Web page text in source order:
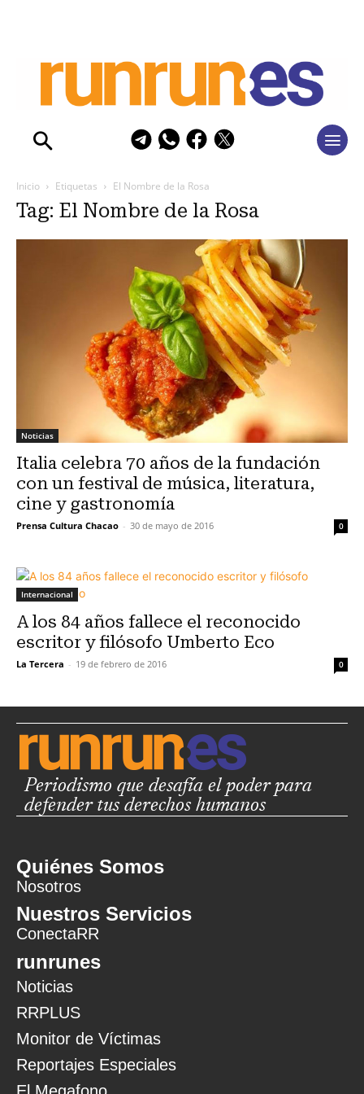
Inicio Etiquetas El Nombre de la Rosa
Tag: El Nombre de la Rosa
Noticias
Italia celebra 70 años de la fundación
con un festival de música, literatura,
cine y gastronomía
Prensa Cultura Chacao - 30 de mayo de 2016 0
Internacional
A los 84 años fallece el reconocido
escritor y filósofo Umberto Eco
La Tercera - 19 de febrero de 2016 0
Periodismo que desafía el poder para
defender tus derechos humanos
Quiénes Somos
Nosotros
Nuestros Servicios
ConectaRR
runrunes
Noticias
RRPLUS
Monitor de Víctimas
Reportajes Especiales